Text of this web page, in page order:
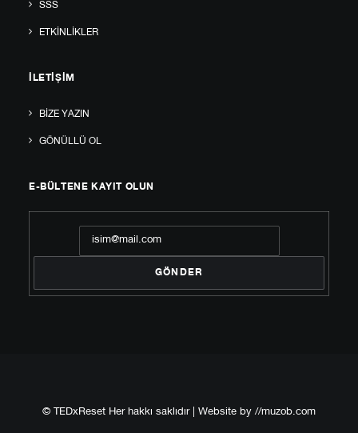
SSS
ETKINLIKLER
İLETIŞIM
BIZE YAZIN
GÖNÜLLÜ OL
E-BÜLTENE KAYIT OLUN
© TEDxReset Her hakkı saklıdır | Website by //muzob.com